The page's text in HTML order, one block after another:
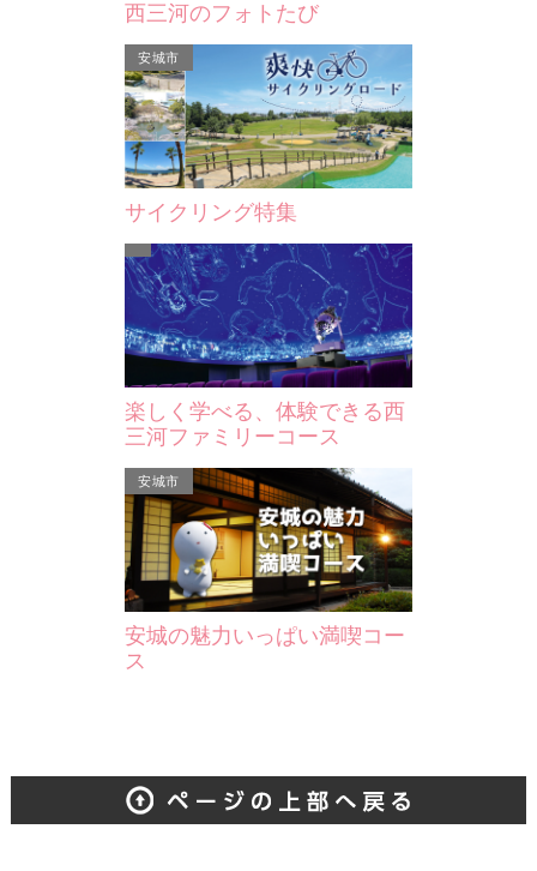
西三河のフォトたび
安城市
サイクリング特集
楽しく学べる、体験できる西
三河ファミリーコース
安城市
安城の魅力いっぱい満喫コー
ス